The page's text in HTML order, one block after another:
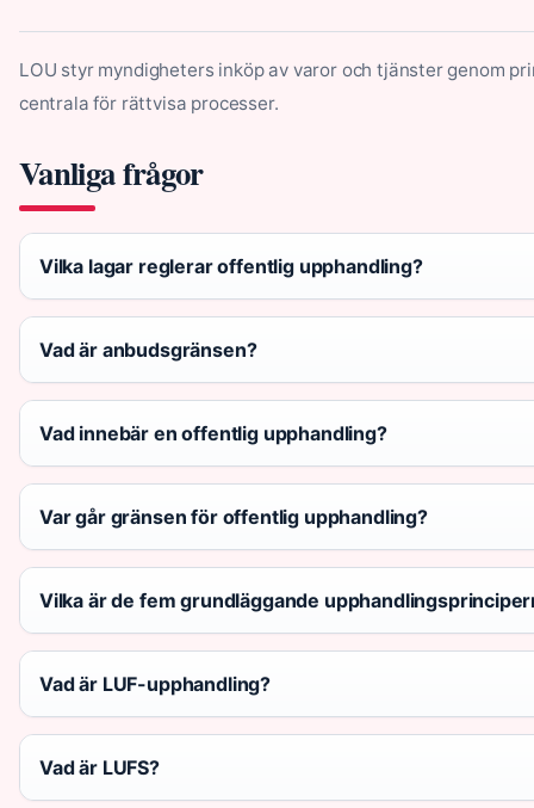
LOU styr myndigheters inköp av varor och tjänster genom
centrala för rättvisa processer.
Vanliga frågor
Vilka lagar reglerar offentlig upphandling?
Vad är anbudsgränsen?
Vad innebär en offentlig upphandling?
Var går gränsen för offentlig upphandling?
Vilka är de fem grundläggande
Vad är LUF-upphandling?
Vad är LUFS?